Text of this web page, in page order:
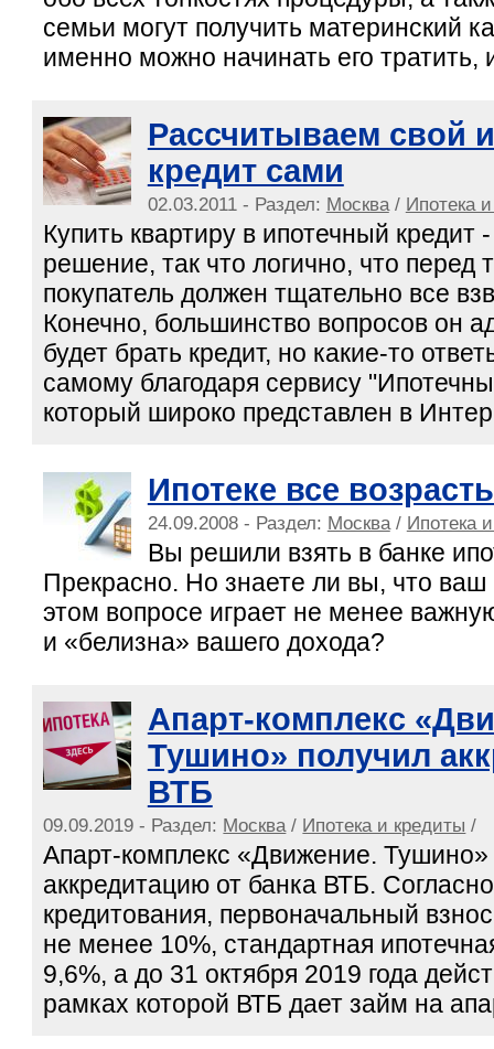
семьи могут получить материнский
именно можно начинать его тратить,
Рассчитываем свой
кредит сами
02.03.2011 - Раздел: Москва/ Ипотека
Купить квартиру в ипотечный кредит
решение, так что логично, что перед
покупатель должен тщательно все
Конечно, большинство вопросов он
будет брать кредит, но какие-то
самому благодаря сервису
который широко представлен в
Ипотеке все
24.09.2008 - Раздел: Москва/ Ипотека
Вы решили взять в банке
Прекрасно. Но знаете ли вы, что ваш
этом вопросе играет не менее
и «белизна» вашего дохода?
Апарт-комплекс
Тушино» получил
ВТБ
09.09.2019 - Раздел: Москва / Ипотека и кредиты /
Апарт-комплекс «Движение. Тушино»
аккредитацию от банка ВТБ.
кредитования, первоначальный
не менее 10%, стандартная
9,6%, а до 31 октября 2019 года
рамках которой ВТБ дает займ на